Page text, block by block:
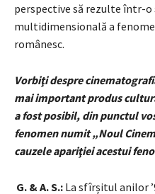
perspective să rezulte într-o
multidimensională a
românesc.
Vorbiţi despre
mai important produs
a fost posibil, din punctul
fenomen numit „Noul
cauzele apariţiei acestui
G. & A. S.: La sfîrșitul anilor